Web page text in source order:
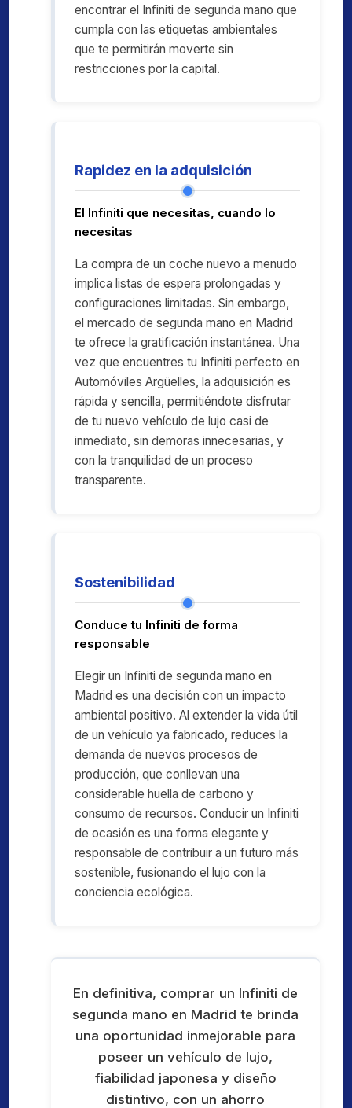
encontrar el Infiniti de segunda mano que
cumpla con las etiquetas ambientales
que te permitirán moverte sin
restricciones por la capital.
Rapidez en la adquisición
El Infiniti que necesitas, cuando lo
necesitas
La compra de un coche nuevo a menudo
implica listas de espera prolongadas y
configuraciones limitadas. Sin embargo,
el mercado de segunda mano en Madrid
te ofrece la gratificación instantánea. Una
vez que encuentres tu Infiniti perfecto en
Automóviles Argüelles, la adquisición es
rápida y sencilla, permitiéndote disfrutar
de tu nuevo vehículo de lujo casi de
inmediato, sin demoras innecesarias, y
con la tranquilidad de un proceso
transparente.
Sostenibilidad
Conduce tu Infiniti de forma
responsable
Elegir un Infiniti de segunda mano en
Madrid es una decisión con un impacto
ambiental positivo. Al extender la vida útil
de un vehículo ya fabricado, reduces la
demanda de nuevos procesos de
producción, que conllevan una
considerable huella de carbono y
consumo de recursos. Conducir un Infiniti
de ocasión es una forma elegante y
responsable de contribuir a un futuro más
sostenible, fusionando el lujo con la
conciencia ecológica.
En definitiva, comprar un Infiniti de
segunda mano en Madrid te brinda
una oportunidad inmejorable para
poseer un vehículo de lujo,
fiabilidad japonesa y diseño
distintivo, con un ahorro